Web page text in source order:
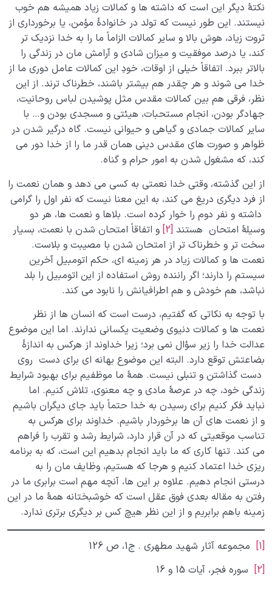
نکتۀ دیگر این است که داشته ها و کمالات زیاد همیشه هم خوب
نیستند. این طور نیست که تولد در خانوادۀ مؤمن، یا برخورداری از
ثروت زیاد، هوش بالا و سایر کمالات الزاماً ما را به خدا نزدیک تر
کند، یا درصد موفقیت و میزان شادی و آرامش مان در زندگی را
بالاتر ببرد. اتفاقاً خیلی از اوقات، خودِ این کمالات عامل دوری ما از
خدا می شوند و هر چقدر هم بیشتر باشند، خطرناک ترند. از این
نظر، فرقی هم بین کمالات مقدس مثل پوشیدن لباس روحانیت،
جهادگر بودن، انجام مستحبات، هیئتی و مسجدی بودن و… با
سایر کمالات جمادی و گیاهی و حیوانی نیست. گاه درگیر شدن در
ظواهر و صورت های مقدس دینی همان قدر ما را از خدا دور می
کند، که مشغول شدن به امور حرام و گناه.
از این گذشته، وقتی خدا نعمتی به کسی می دهد و همان نعمت را
از فرد دیگری دریغ می کند، به این معنا نیست که نفر اول را گرامی
داشته و نفر دوم را خوار کرده است. بلاها و نعمت ها، هر دو
وسیلۀ امتحان هستند [2]
و اتفاقاً امتحان شدن با نعمت، بسیار
سخت تر و خطرناک تر از امتحان شدن با مصیبت و بلاست.
نعمت ها و کمالات زیاد در هر زمینه ای، حکم اتومبیل آخرین
سیستم را دارند؛ اگر راننده روش استفاده از این اتومبیل را بلد
نباشد، هم خودش و هم اطرافیانش را نابود می کند.
با توجه به نکاتی که گفتیم، درست است که انسان ها از نظر
نعمت ها و کمالات دنیوی وضعیت یکسانی ندارند. اما این موضوع
عدالت خدا را زیر سؤال نمی برد؛ زیرا خداوند از هرکس به اندازۀ
بضاعتش توقع دارد. البته این موضوع بهانه ای برای دست روی
دست گذاشتن و تنبلی نیست. همۀ ما موظفیم برای بهبود شرایط
زندگی خود، چه در عرصۀ مادی و چه معنوی، تلاش کنیم. اما
نباید فکر کنیم برای رسیدن به خدا حتماً باید جای دیگران باشیم
و از نعمت های آن ها برخوردار باشیم. خداوند برای هرکس به
تناسب موقعیتی که در آن قرار دارد، شرایط رشد و تقرب را فراهم
می کند. تنها کاری که ما باید انجام بدهیم این است، که به برنامه
ریزی خدا اعتماد کنیم و هرجا که هستیم، وظایف مان را به
درستی انجام دهیم. علاوه بر این ها، آنچه مهم است برابری ما در
رفتن به مقاله بعدی فوق عقل است که خوشبختانه همۀ ما در این
زمینه باهم برابریم و از این نظر هیچ کس بر دیگری برتری ندارد.
[1]
مجموعه آثار شهید مطهری . ج1، ص 126
[2]
سوره فجر، آیات 15 و 16